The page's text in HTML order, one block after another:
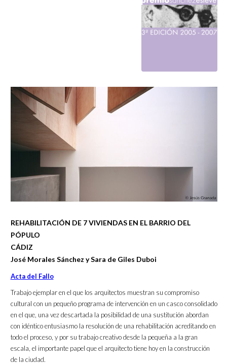
REHABILITACIÓN DE 7 VIVIENDAS EN EL BARRIO DEL
PÓPULO
CÁDIZ
José Morales Sánchez y Sara de Giles Duboi
Acta del Fallo
Trabajo ejemplar en el que los arquitectos muestran su compromiso
cultural con un pequeño programa de intervención en un casco consolidado
en el que, una vez descartada la posibilidad de una sustitución abordan
con idéntico entusiasmo la resolución de una rehabilitación acreditando en
todo el proceso, y por su trabajo creativo desde la pequeña a la gran
escala, el importante papel que el arquitecto tiene hoy en la construcción
de la ciudad.